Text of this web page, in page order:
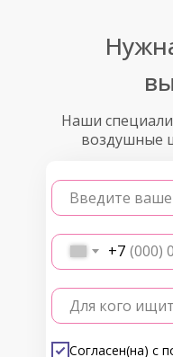
Наши
воздушные
Введите
+7
Для кого
Согласен(на) с